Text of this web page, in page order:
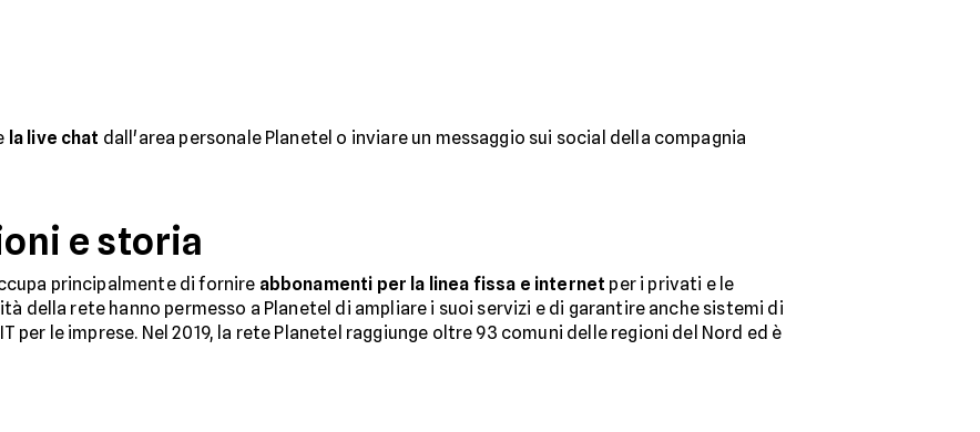
la live chat dall'area personale Planetel o inviare un messaggio sui social della compagnia
e storia
principalmente di fornire abbonamenti per la linea fissa e internet per i privati e le
della rete hanno permesso a Planetel di ampliare i suoi servizi e di garantire anche sistemi di
le imprese. Nel 2019, la rete Planetel raggiunge oltre 93 comuni delle regioni del Nord ed è